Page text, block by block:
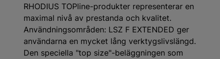
RHODIUS TOPline-produkter representerar en
maximal nivå av prestanda och kvalitet.
Användningsområden: LSZ F EXTENDED ger
användarna en mycket lång verktygslivslängd.
Den speciella "top size"-beläggningen som